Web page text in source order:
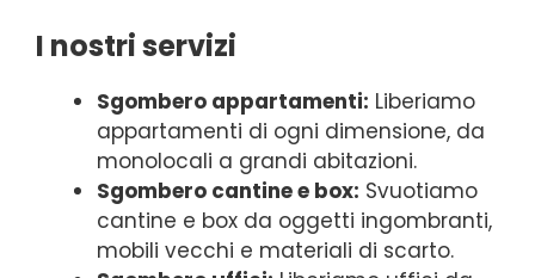
I nostri servizi
Sgombero appartamenti: Liberiamo
appartamenti di ogni dimensione, da
monolocali a grandi abitazioni.
Sgombero cantine e box: Svuotiamo
cantine e box da oggetti ingombranti,
mobili vecchi e materiali di scarto.